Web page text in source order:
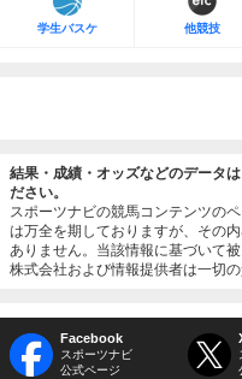
学生バスケ 他競技
結果・成績・オッズなどのデータ
ださい。
スポーツナビの競馬コンテンツの
は万全を期しておりますが、その
ありません。当該情報に基づいて
株式会社および情報提供者は一切の
Facebook
スポーツナビ
公式ページ